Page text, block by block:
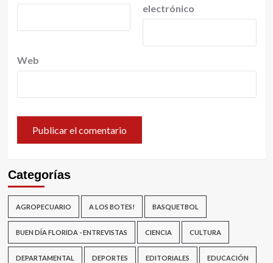
electrónico
Web
Categorías
AGROPECUARIO A LOS BOTES! BASQUETBOL
BUEN DÍA FLORIDA - ENTREVISTAS CIENCIA CULTURA
DEPARTAMENTAL DEPORTES EDITORIALES EDUCACIÓN